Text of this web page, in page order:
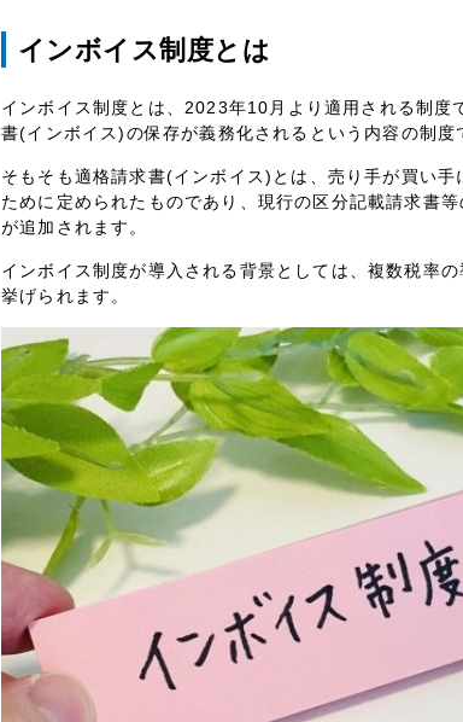
インボイス制度とは
インボイス制度とは、 2023年10 月より適用される制度
書(インボイス)の保存が義務化されるという内容の制度
そもそも適格請求書(インボイス) とは、売り手が買い
ために定められたものであり、現行の区分記載請求書
が追加されます。
インボイス制度が導入される背景としては、複数税率
挙げられます。